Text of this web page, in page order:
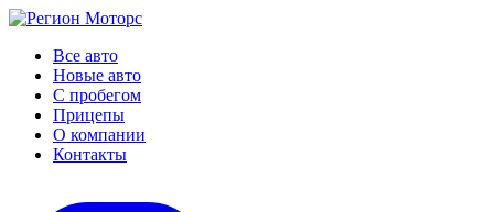
Все авто
Новые авто
С пробегом
Прицепы
О компании
Контакты